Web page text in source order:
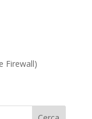
Firewall)